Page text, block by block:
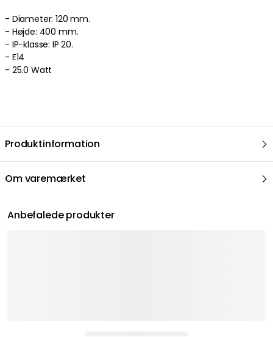
- Diameter: 120 mm.
- Højde: 400 mm.
- IP-klasse: IP 20.
- E14
- 25.0 Watt
Produktinformation
Om varemærket
Anbefalede produkter